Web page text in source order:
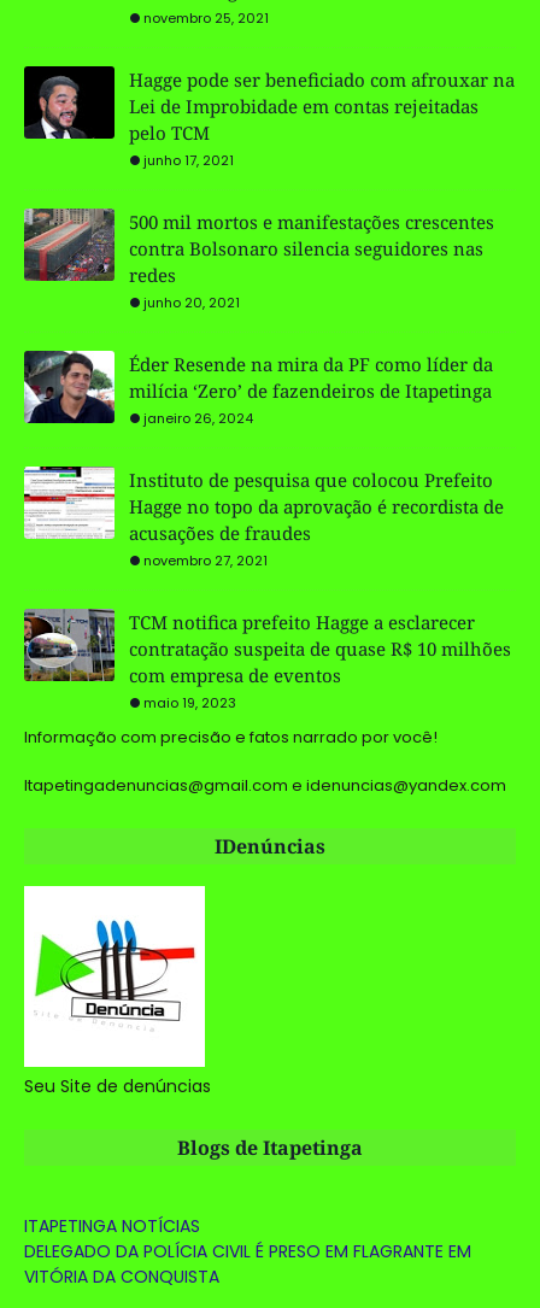
novembro 25, 2021
Hagge pode ser beneficiado com afrouxar na
Lei de Improbidade em contas rejeitadas
pelo TCM
junho 17, 2021
500 mil mortos e manifestações crescentes
contra Bolsonaro silencia seguidores nas
redes
junho 20, 2021
Éder Resende na mira da PF como líder da
milícia ‘Zero’ de fazendeiros de Itapetinga
janeiro 26, 2024
Instituto de pesquisa que colocou Prefeito
Hagge no topo da aprovação é recordista de
acusações de fraudes
novembro 27, 2021
TCM notifica prefeito Hagge a esclarecer
contratação suspeita de quase R$ 10 milhões
com empresa de eventos
maio 19, 2023
Informação com precisão e fatos narrado por você!
Itapetingadenuncias@gmail.com e idenuncias@yandex.com
IDenúncias
Seu Site de denúncias
Blogs de Itapetinga
ITAPETINGA NOTÍCIAS
DELEGADO DA POLÍCIA CIVIL É PRESO EM FLAGRANTE EM
VITÓRIA DA CONQUISTA